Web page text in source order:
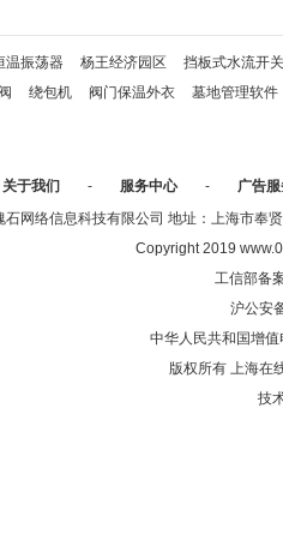
温振荡器 杨王经济园区
挡板式水流开关
绕包机 阀门保温外衣 墓地管理软件
关于我们 - 服务中心 -
广告
石网络信息科技有限公司 地址：上海市
Copyright 2019
工信部备
沪公安
中华人民共和国增
版权所有 上海在
技